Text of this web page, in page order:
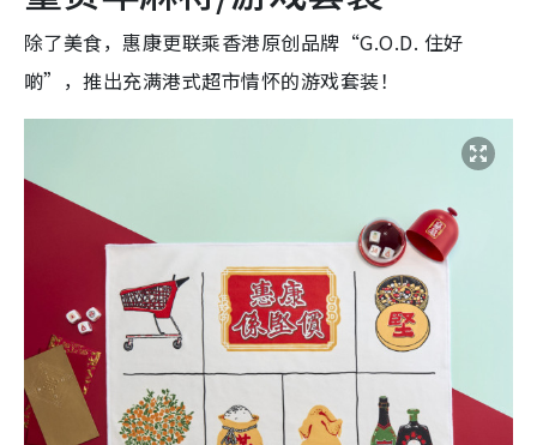
除了美食，惠康更联乘香港原创品牌“G.O.D. 住好
啲”，推出充满港式超市情怀的游戏套装！